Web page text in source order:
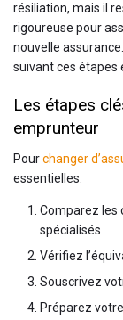
résiliation, mais il
rigoureuse pour
nouvelle assurance.
suivant ces étapes
Les étapes
emprunteur
Pourchanger
essentielles:
Comparez les
spécialisés
Vérifiez
Souscrivez
Préparez